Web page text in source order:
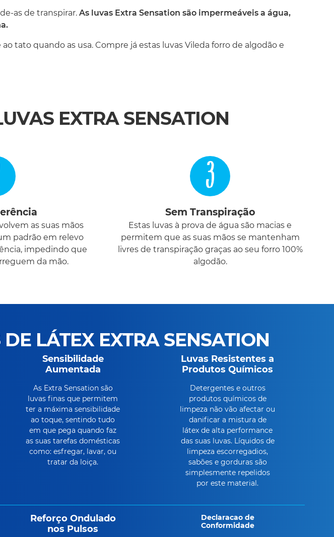
as de transpirar. As luvas Extra Sensation são impermeáveis a água,
tato quando as usa. Compre já estas luvas Vileda forro de algodão e
EXTRA SENSATION
as suas mãos
padrão em relevo
impedindo que
da mão.
3
Sem Transpiração
Estas luvas à prova de água são macias e
permitem que as suas mãos se mantenham
livres de transpiração graças ao seu forro 100%
algodão.
LÁTEX EXTRA SENSATION
Sensibilidade
Aumentada
As Extra Sensation são
luvas finas que permitem
ter a máxima sensibilidade
ao toque, sentindo tudo
em que pega quando faz
as suas tarefas domésticas
como: esfregar, lavar, ou
tratar da loiça.
Luvas Resistentes a
Produtos Químicos
Detergentes e outros
produtos químicos de
limpeza não vão afectar ou
danificar a mistura de
látex de alta performance
das suas luvas. Líquidos de
limpeza escorregadios,
sabões e gorduras são
simplesmente repelidos
por este material.
Reforço Ondulado
nos Pulsos
Declaracao de
Conformidade